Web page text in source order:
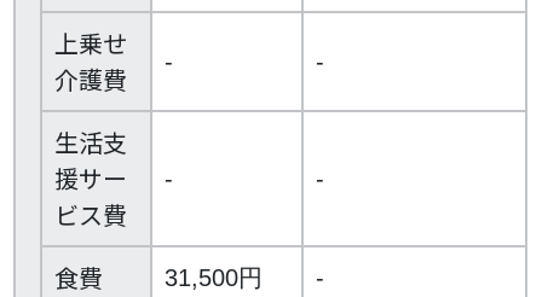
上乗せ
介護費
- -
生活支
援サー
ビス費
- -
食費 31,500円 -